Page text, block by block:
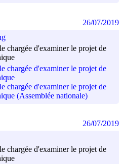
chargée d'examiner le projet de
chargée d'examiner le projet de
chargée d'examiner le projet de
(Assemblée nationale)
26/07/2019
chargée d'examiner le projet de
26/07/2019